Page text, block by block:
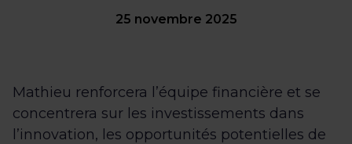
25 novembre 2025
Mathieu renforcera l’équipe financière et se
concentrera sur les investissements dans
l’innovation, les opportunités potentielles de